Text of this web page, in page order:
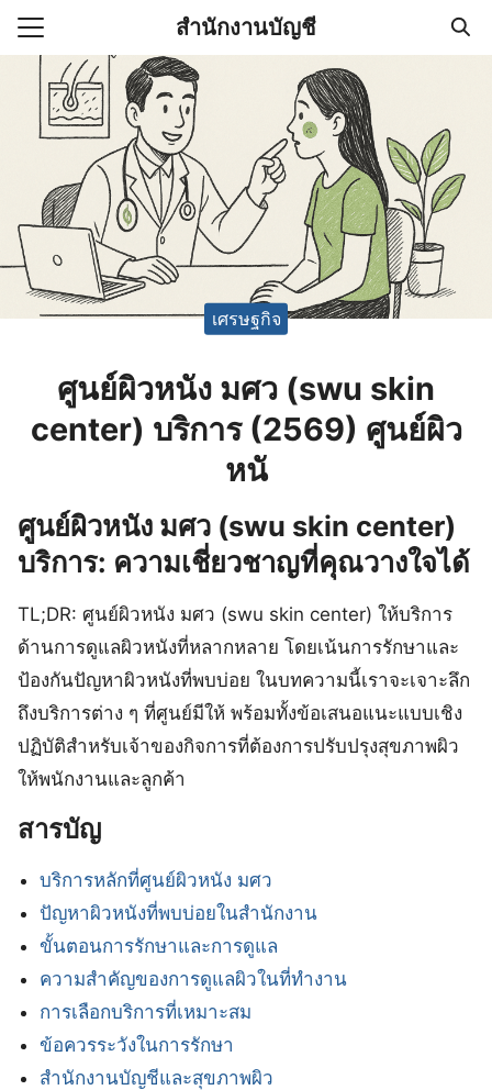
Skip
content
สำนักงานบัญชี
(ไม่มีชื่อ)
านบัญชี (Accounting
ช่วยสำคัญในการบริหาร
Search
for:
เศรษฐกิจ
ศูนย์ผิวหนัง มศว (swu skin
center) บริการ (2569) ศูนย์ผิว
หนั
ศูนย์ผิวหนัง มศว (swu skin center)
บริการ: ความเชี่ยวชาญที่คุณวางใจได้
TL;DR: ศูนย์ผิวหนัง มศว (swu skin center) ให้บริการ
ด้านการดูแลผิวหนังที่หลากหลาย โดยเน้นการรักษาและ
ป้องกันปัญหาผิวหนังที่พบบ่อย ในบทความนี้เราจะเจาะลึก
ถึงบริการต่าง ๆ ที่ศูนย์มีให้ พร้อมทั้งข้อเสนอแนะแบบเชิง
ปฏิบัติสำหรับเจ้าของกิจการที่ต้องการปรับปรุงสุขภาพผิว
ให้พนักงานและลูกค้า
สารบัญ
บริการหลักที่ศูนย์ผิวหนัง มศว
ปัญหาผิวหนังที่พบบ่อยในสำนักงาน
ขั้นตอนการรักษาและการดูแล
ความสำคัญของการดูแลผิวในที่ทำงาน
การเลือกบริการที่เหมาะสม
ข้อควรระวังในการรักษา
สำนักงานบัญชีและสุขภาพผิว